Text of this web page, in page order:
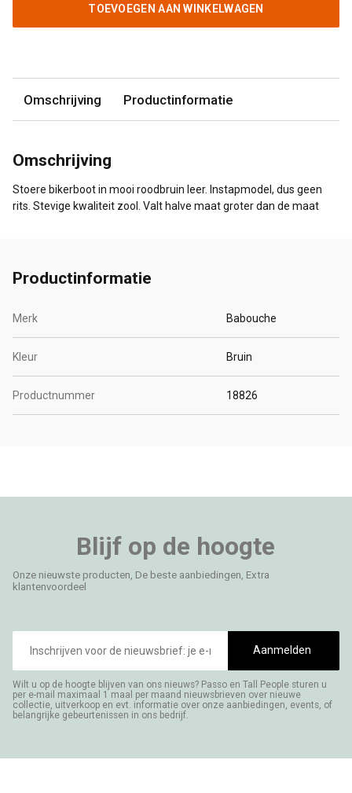
TOEVOEGEN AAN WINKELWAGEN
Omschrijving Productinformatie
Omschrijving
Stoere bikerboot in mooi roodbruin leer. Instapmodel, dus geen
rits. Stevige kwaliteit zool. Valt halve maat groter dan de maat
Productinformatie
Merk Babouche
Kleur Bruin
Productnummer 18826
Blijf op de hoogte
Onze nieuwste producten, De beste aanbiedingen, Extra
klantenvoordeel
mailadres
Aanmelden
Wilt u op de hoogte blijven van ons nieuws? Passo en Tall People sturen u
per e-mail maximaal 1 maal per maand nieuwsbrieven over nieuwe
collectie, uitverkoop en evt. informatie over onze aanbiedingen, events, of
belangrijke gebeurtenissen in ons bedrijf.